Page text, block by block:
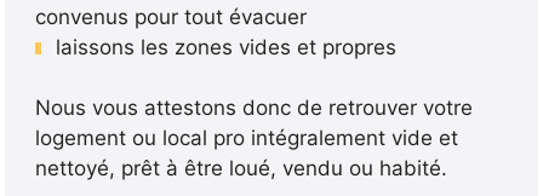
convenus pour tout évacuer
laissons les zones vides et propres
Nous vous attestons donc de retrouver votre
logement ou local pro intégralement vide et
nettoyé, prêt à être loué, vendu ou habité.